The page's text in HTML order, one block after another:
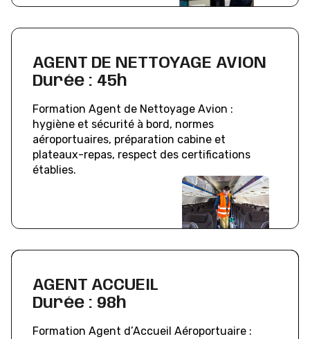
AGENT DE NETTOYAGE AVION
Durée : 45h
Formation Agent de Nettoyage Avion :
hygiène et sécurité à bord, normes
aéroportuaires, préparation cabine et
plateaux-repas, respect des certifications
établies.
AGENT ACCUEIL
Durée : 98h
Formation Agent d’Accueil Aéroportuaire :